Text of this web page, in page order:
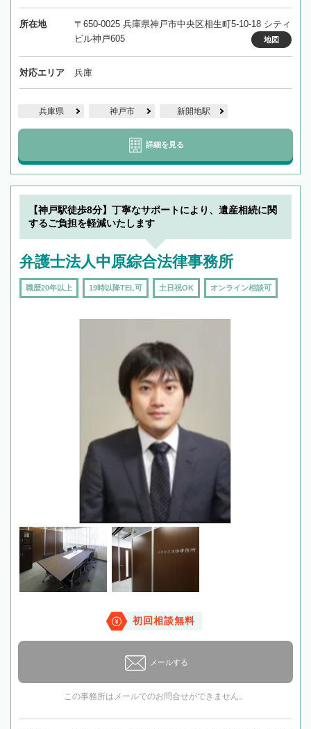
所在地
〒650-0025 兵庫県神戸市中央区相生町5-10-18 シティ
ビル神戸605
地図
対応エリア 兵庫
兵庫県 神戸市 新開地駅
詳細を見る
【神戸駅徒歩8分】丁寧なサポートにより、遺産相続に関
するご負担を軽減いたします
弁護士法人中原綜合法律事務所
職歴20年以上 19時以降TEL可 土日祝OK オンライン相談可
初回相談無料
メールする
この事務所はメールでのお問合せができません。